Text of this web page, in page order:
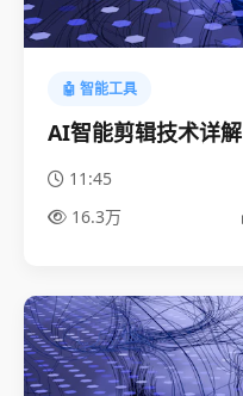
🤖 智能工具
AI智能剪辑技术详解
11:45
16.3万